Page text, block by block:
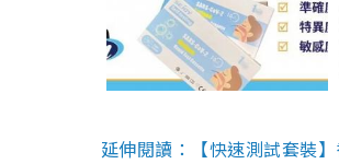
延伸閱讀：【快速測試套裝